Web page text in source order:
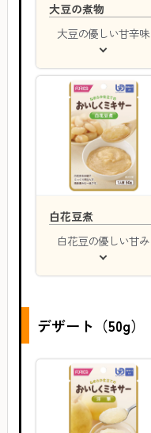
大豆の煮物
大豆の優しい甘辛味
白花豆煮
白花豆の優しい甘み
デザート（50g）